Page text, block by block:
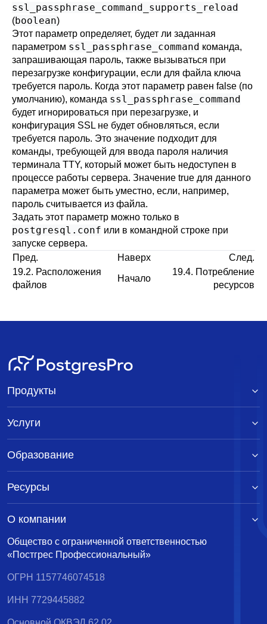
ssl_passphrase_command_supports_reload
(boolean)
Этот параметр определяет, будет ли заданная
параметром ssl_passphrase_command команда,
запрашивающая пароль, также вызываться при
перезагрузке конфигурации, если для файла ключа
требуется пароль. Когда этот параметр равен false (по
умолчанию), команда ssl_passphrase_command
будет игнорироваться при перезагрузке, и
конфигурация SSL не будет обновляться, если
требуется пароль. Это значение подходит для
команды, требующей для ввода пароля наличия
терминала TTY, который может быть недоступен в
процессе работы сервера. Значение true для данного
параметра может быть уместно, если, например,
пароль считывается из файла.
Задать этот параметр можно только в
postgresql.conf или в командной строке при
запуске сервера.
Пред.
Наверх
След.
19.2. Расположения
файлов
Начало
19.4. Потребление
ресурсов
Общество с ограниченной ответственностью
«Постгрес Профессиональный»
ОГРН 1157746074518
ИНН 7729445882
Продукты
Услуги
Образование
Ресурсы
О компании